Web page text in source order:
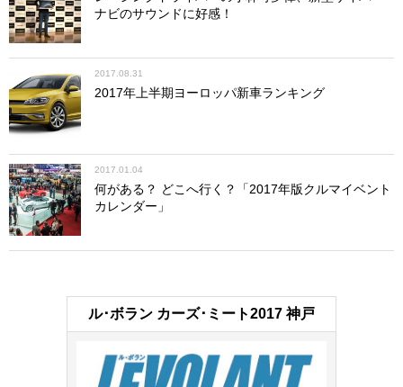
ナビのサウンドに好感！
2017.08.31
2017年上半期ヨーロッパ新車ランキング
2017.01.04
何がある？ どこへ行く？「2017年版クルマイベント
カレンダー」
ル･ボラン カーズ･ミート2017 神戸